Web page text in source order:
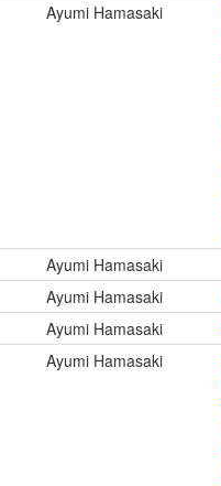
Ayumi Hamasaki
Ayumi Hamasaki
Ayumi Hamasaki
Ayumi Hamasaki
Ayumi Hamasaki